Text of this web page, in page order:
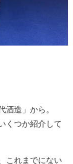
酒造」から。
くつか紹介して
これまでにない